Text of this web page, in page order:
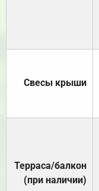
Свесы крыши
Терраса/балкон
(при наличии)